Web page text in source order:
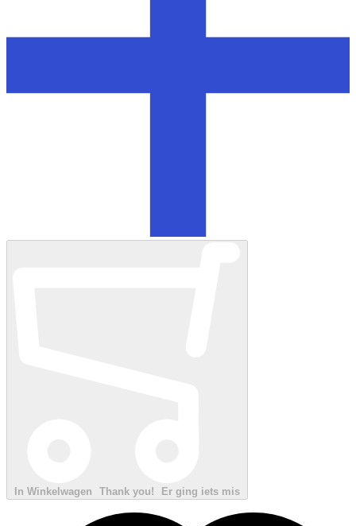
In Winkelwagen Thank you! Er ging iets mis